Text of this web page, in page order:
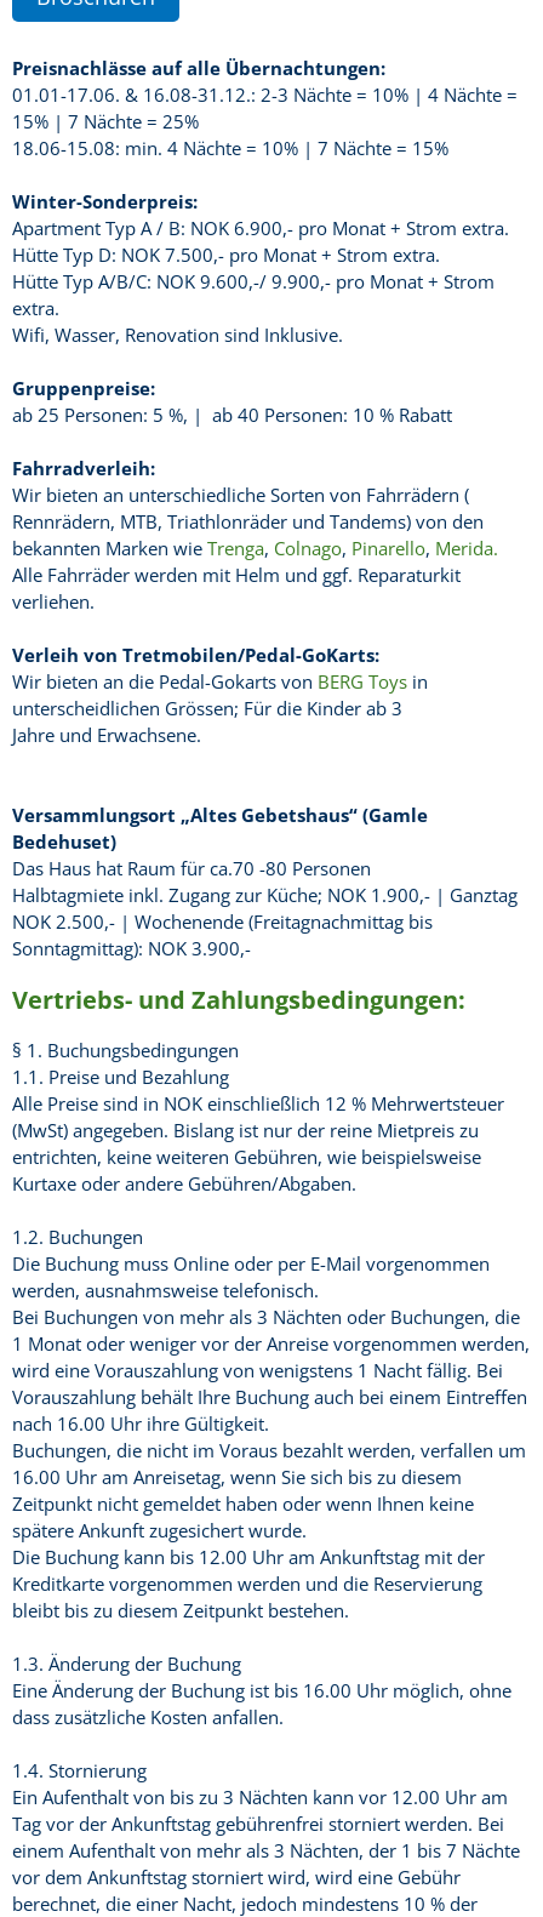
Preisnachlässe auf alle Übernachtungen:
01.01-17.06. & 16.08-31.12.: 2-3 Nächte = 10% | 4 Nächte =
15% | 7 Nächte = 25%
18.06-15.08: min. 4 Nächte = 10% | 7 Nächte = 15%
Winter-Sonderpreis:
Apartment Typ A / B: NOK 6.900,- pro Monat + Strom extra.
Hütte Typ D: NOK 7.500,- pro Monat + Strom extra.
Hütte Typ A/B/C: NOK 9.600,-/ 9.900,- pro Monat + Strom
extra.
Wifi, Wasser, Renovation sind Inklusive.
Gruppenpreise:
ab 25 Personen: 5 %, | ab 40 Personen: 10 % Rabatt
Fahrradverleih:
Wir bieten an unterschiedliche Sorten von Fahrrädern (
Rennrädern, MTB, Triathlonräder und Tandems) von den
bekannten Marken wie Trenga, Colnago, Pinarello, Merida.
Alle Fahrräder werden mit Helm und ggf. Reparaturkit
verliehen.
Verleih von Tretmobilen/Pedal-GoKarts:
Wir bieten an die Pedal-Gokarts von BERG Toys in
unterscheidlichen Grössen; Für die Kinder ab 3
Jahre und Erwachsene.
Versammlungsort „Altes Gebetshaus“ (Gamle
Bedehuset)
Das Haus hat Raum für ca.70 -80 Personen
Halbtagmiete inkl. Zugang zur Küche; NOK 1.900,- | Ganztag
NOK 2.500,- | Wochenende (Freitagnachmittag bis
Sonntagmittag): NOK 3.900,-
Vertriebs- und Zahlungsbedingungen:
§ 1. Buchungsbedingungen
1.1. Preise und Bezahlung
Alle Preise sind in NOK einschließlich 12 % Mehrwertsteuer
(MwSt) angegeben. Bislang ist nur der reine Mietpreis zu
entrichten, keine weiteren Gebühren, wie beispielsweise
Kurtaxe oder andere Gebühren/Abgaben.
1.2. Buchungen
Die Buchung muss Online oder per E-Mail vorgenommen
werden, ausnahmsweise telefonisch.
Bei Buchungen von mehr als 3 Nächten oder Buchungen, die
1 Monat oder weniger vor der Anreise vorgenommen werden,
wird eine Vorauszahlung von wenigstens 1 Nacht fällig. Bei
Vorauszahlung behält Ihre Buchung auch bei einem Eintreffen
nach 16.00 Uhr ihre Gültigkeit.
Buchungen, die nicht im Voraus bezahlt werden, verfallen um
16.00 Uhr am Anreisetag, wenn Sie sich bis zu diesem
Zeitpunkt nicht gemeldet haben oder wenn Ihnen keine
spätere Ankunft zugesichert wurde.
Die Buchung kann bis 12.00 Uhr am Ankunftstag mit der
Kreditkarte vorgenommen werden und die Reservierung
bleibt bis zu diesem Zeitpunkt bestehen.
1.3. Änderung der Buchung
Eine Änderung der Buchung ist bis 16.00 Uhr möglich, ohne
dass zusätzliche Kosten anfallen.
1.4. Stornierung
Ein Aufenthalt von bis zu 3 Nächten kann vor 12.00 Uhr am
Tag vor der Ankunftstag gebührenfrei storniert werden. Bei
einem Aufenthalt von mehr als 3 Nächten, der 1 bis 7 Nächte
vor dem Ankunftstag storniert wird, wird eine Gebühr
berechnet, die einer Nacht, jedoch mindestens 10 % der